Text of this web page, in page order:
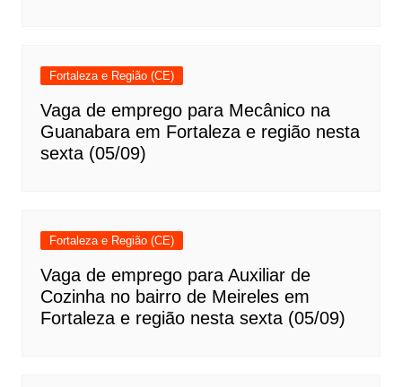
Fortaleza e Região (CE)
Vaga de emprego para Mecânico na
Guanabara em Fortaleza e região nesta
sexta (05/09)
Fortaleza e Região (CE)
Vaga de emprego para Auxiliar de
Cozinha no bairro de Meireles em
Fortaleza e região nesta sexta (05/09)